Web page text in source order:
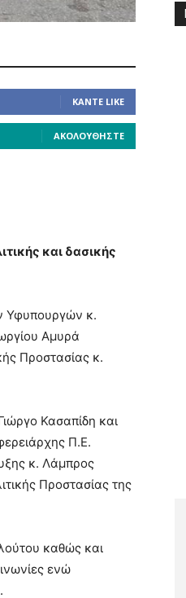
ΚΆΝΤΕ LIKE
ΑΚΟΛΟΥΘΉΣΤΕ
και δασικής
Υφυπουργών κ.
Αμυρά
Προστασίας κ.
Κασαπίδη και
Π.Ε.
κ. Λάμπρος
Προστασίας της
καθώς και
ενώ